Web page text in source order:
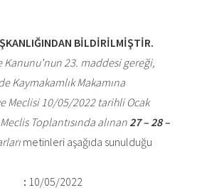
BİLDİRİLMİŞTİR.
Kanunu’nun 23. maddesi gereği,
Kaymakamlık Makamına
Meclisi 10/05/2022 tarihli Ocak
Toplantısında alınan27 – 28 –
metinleri aşağıda sunulduğu
: 10/05/2022